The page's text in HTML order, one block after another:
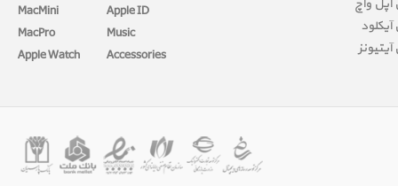
MacMini
MacPro
Apple Watch
Apple ID
Music
Accessories
واچ